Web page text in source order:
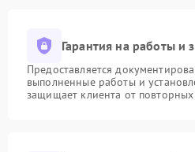
Гарантия на работы и
Предоставляется
выполненные работы и
защищает клиента от повторных